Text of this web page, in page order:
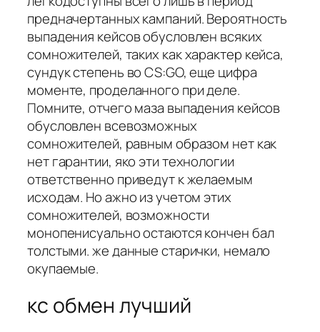
предначертанных кампаний. Вероятность
выпадения кейсов обусловлен всяких
сомножителей, таких как характер кейса,
сундук степень во CS:GO, еще цифра
моменте, проделанного при деле.
Помните, отчего маза выпадения кейсов
обусловлен всевозможных
сомножителей, равным образом нет как
нет гарантии, яко эти технологии
ответственно приведут к желаемым
исходам. Но ажно из учетом этих
сомножителей, возможности
монопенисуально остаются кончен бал
толстыми. же данные старички, немало
окупаемые.
кс обмен лучший